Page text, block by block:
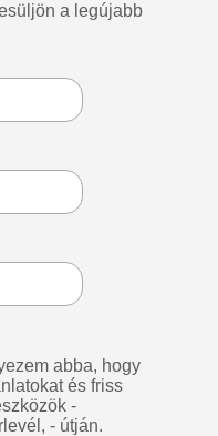
a legújabb
abba, hogy
és friss
-
- útján.